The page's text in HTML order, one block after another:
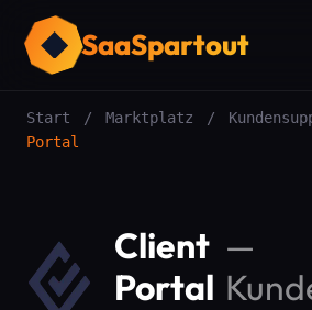
SaaSpartout
Start / Marktplatz /
Portal
Client
Portal
—